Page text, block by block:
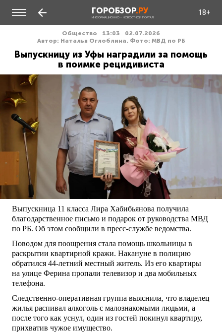
ГОРОБЗОР.РУ
ИНФОРМАЦИОННО - НОВОСТНОЙ ПОРТАЛ
18+
Общество 13:03
02.07.2026
Автор: Наталья Оглоблина. Фото: МВД по РБ
Выпускницу из Уфы наградили за помощь
в поимке рецидивиста
Выпускница 11 класса Лира Хабибьянова получила
благодарственное письмо и подарок от руководства МВД
по РБ. Об этом сообщили в пресс-службе ведомства.
Поводом для поощрения стала помощь школьницы в
раскрытии квартирной кражи. Накануне в полицию
обратился 44-летний местный житель. Из его квартиры
на улице Ферина пропали телевизор и два мобильных
телефона.
Следственно-оперативная группа выяснила, что владелец
жилья распивал алкоголь с малознакомыми людьми, а
после того как уснул, один из гостей покинул квартиру,
прихватив чужое имущество.